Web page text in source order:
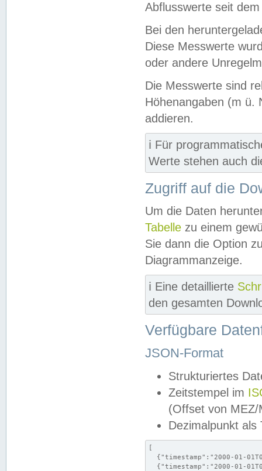
Abflusswerte seit
Bei den
Diese Messwerte
oder andere
Die Messwerte sind
Höhenangaben (m ü.
addieren.
ℹ️ Für
Werte stehen auch
Zugriff auf die
Um die Daten
Tabelle zu einem
Sie dann die Option
Diagrammanzeige.
ℹ️ Eine detaillierte
den gesamten
Verfügbare
JSON-Format
Strukturiertes
Zeitstempel im
(Offset von MEZ/
Dezimalpunkt als
[
{"timestamp":"2000-01-
{"timestamp":"2000-01-